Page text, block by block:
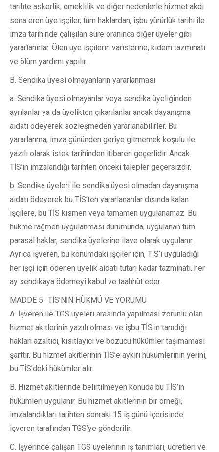
tarihte askerlik, emeklilik ve diğer nedenlerle hizmet akdi
sona eren üye işçiler, tüm haklardan, işbu yürürlük tarihi ile
imza tarihinde çalışılan süre oranınca diğer üyeler gibi
yararlanırlar. Ölen üye işçilerin varislerine, kıdem tazminatı
ve ölüm yardımı yapılır.
B. Sendika üyesi olmayanların yararlanması
a. Sendika üyesi olmayanlar veya sendika üyeliğinden
ayrılanlar ya da üyelikten çıkarılanlar ancak dayanışma
aidatı ödeyerek sözleşmeden yararlanabilirler. Bu
yararlanma, imza gününden geriye gitmemek koşulu ile
yazılı olarak istek tarihinden itibaren geçerlidir. Ancak
TİS’in imzalandığı tarihten önceki talepler geçersizdir.
b. Sendika üyeleri ile sendika üyesi olmadan dayanışma
aidatı ödeyerek bu TİS’ten yararlananlar dışında kalan
işçilere, bu TİS kısmen veya tamamen uygulanamaz. Bu
hükme rağmen uygulanması durumunda, uygulanan tüm
parasal haklar, sendika üyelerine ilave olarak uygulanır.
Ayrıca işveren, bu konumdaki işçiler için, TİS’i uyguladığı
her işçi için ödenen üyelik aidatı tutarı kadar tazminatı, her
ay sendikaya ödemeyi kabul ve taahhüt eder.
MADDE 5- TİS’NİN HÜKMÜ VE YORUMU
A. İşveren ile TGS üyeleri arasında yapılması zorunlu olan
hizmet akitlerinin yazılı olması ve işbu TİS’in tanıdığı
hakları azaltıcı, kısıtlayıcı ve bozucu hükümler taşımaması
şarttır. Bu hizmet akitlerinin TİS’e aykırı hükümlerinin yerini,
bu TİS’deki hükümler alır.
B. Hizmet akitlerinde belirtilmeyen konuda bu TİS’in
hükümleri uygulanır. Bu hizmet akitlerinin bir örneği,
imzalandıkları tarihten sonraki 15 iş günü içerisinde
işveren tarafından TGS’ye gönderilir.
C. İşyerinde çalışan TGS üyelerinin iş tanımları, ücretleri ve